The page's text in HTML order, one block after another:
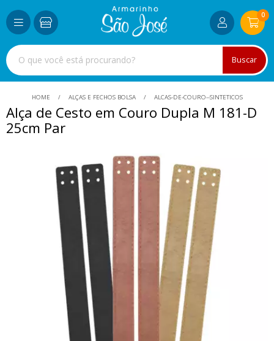
Buscar
0
HOME ALÇAS E FECHOS BOLSA ALCAS-DE-COURO--SINTETICOS
Alça de Cesto em Couro Dupla M 181-D
25cm Par